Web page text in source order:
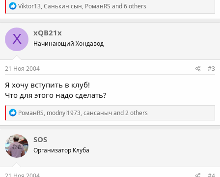
R
e
a
c
t
i
o
n
s
Viktor13,Санькин сын, РоманRS and 6 others
X xQB21x
Начинающий Хондавод
21 Ноя 2004 #3
Я хочу вступить в клуб!
Что для этого надо сделать?
R
e
a
c
t
i
o
n
s
РоманRS, modnyi1973,сансанычand 2 others
SOS
Организатор Клуба